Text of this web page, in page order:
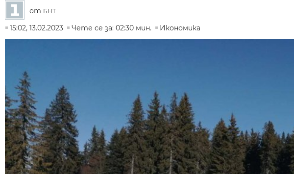
от БНТ
15:02, 13.02.2023
Чете се за: 02:30 мин. Икономика